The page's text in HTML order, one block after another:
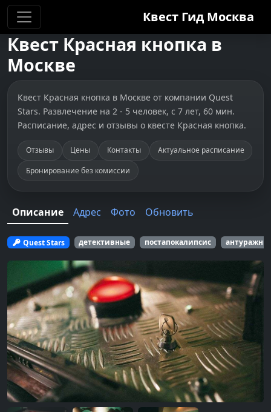
Квест Гид Москва
Квест Красная кнопка в
Москве
Квест Красная кнопка в Москве от компании Quest
Stars. Развлечение на 2 - 5 человек, с 7 лет, 60 мин.
Расписание, адрес и отзывы о квесте Красная кнопка.
Отзывы Цены Контакты
Актуальное расписание
Бронирование без комиссии
Описание Адрес Фото Обновить
Quest Stars детективные постапокалипсис